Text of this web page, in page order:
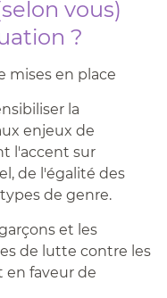
vous)
?
mises en place
la
enjeux de
l'accent sur
de l'égalité des
de genre.
et les
de lutte contre les
en faveur de